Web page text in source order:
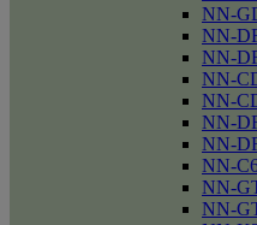
NN-
NN-
NN-
NN-
NN-
NN-
NN-
NN-
NN-
NN-